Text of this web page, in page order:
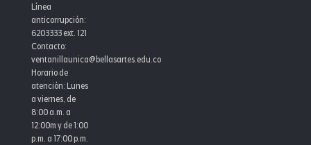
Línea
anticorrupción:
6203333 ext. 121
Contacto:
ventanillaunica@bellasartes.edu.co
Horario de
atención: Lunes
a viernes, de
8:00 a.m. a
12:00m y de 1:00
p.m. a 17:00 p.m.